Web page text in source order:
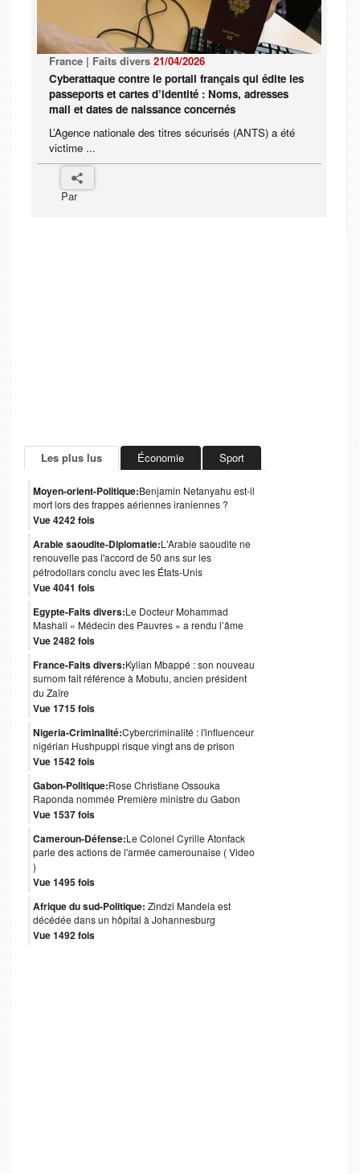
France | Faits divers 21/04/2026
Cyberattaque contre le portail français qui édite les
passeports et cartes d’identité : Noms, adresses
mail et dates de naissance concernés
L’Agence nationale des titres sécurisés (ANTS) a été
victime ...
Par
Les plus lus Économie Sport
Moyen-orient-Politique:Benjamin Netanyahu est-il
mort lors des frappes aériennes iraniennes ?
Vue 4242 fois
Arabie saoudite-Diplomatie:L'Arabie saoudite ne
renouvelle pas l'accord de 50 ans sur les
pétrodollars conclu avec les États-Unis
Vue 4041 fois
Egypte-Faits divers:Le Docteur Mohammad
Mashali « Médecin des Pauvres » a rendu l’âme
Vue 2482 fois
France-Faits divers:Kylian Mbappé : son nouveau
surnom fait référence à Mobutu, ancien président
du Zaïre
Vue 1715 fois
Nigeria-Criminalité:Cybercriminalité : l'influenceur
nigérian Hushpuppi risque vingt ans de prison
Vue 1542 fois
Gabon-Politique:Rose Christiane Ossouka
Raponda nommée Première ministre du Gabon
Vue 1537 fois
Cameroun-Défense:Le Colonel Cyrille Atonfack
parle des actions de l'armée camerounaise ( Video
)
Vue 1495 fois
Afrique du sud-Politique: Zindzi Mandela est
décédée dans un hôpital à Johannesburg
Vue 1492 fois